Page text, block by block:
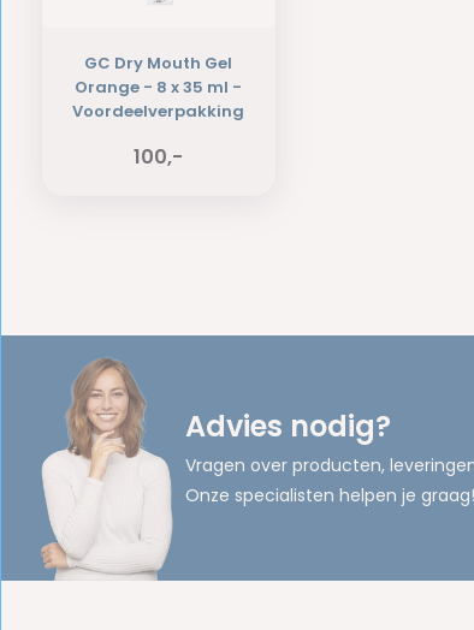
GC Dry Mouth Gel
Orange - 8 x 35 ml -
Voordeelverpakking
100,-
Advies nodig?
Vragen over producten,
Onze specialisten helpen je graag!